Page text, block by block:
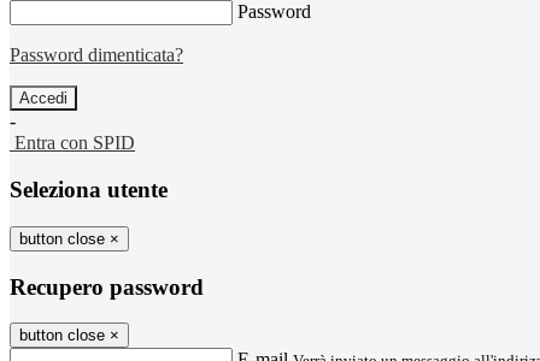
Password
Password dimenticata?
-
Entra con SPID
Seleziona utente
button close ×
Recupero password
button close ×